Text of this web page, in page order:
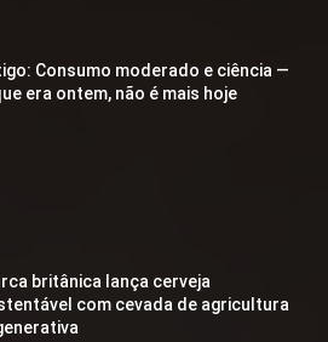
Consumo moderado e ciência —
era ontem, não é mais hoje
britânica lança cerveja
com cevada de agricultura